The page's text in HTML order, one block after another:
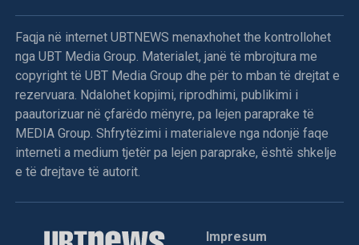
helmetkaltërit ukrainas t’u dorëzojnë një tank T-55, dy qerre
të blinduara M-0, një bateri topash kundërajror dhe dy tri
orë më vonë e sulmuan helikopterin “Puma” të kontigjentit
francez, që kërkonte materialin e “vjedhur”.
Në bombardimet e NATO-s ndaj pozicioneve serbe morën
pjesë avionët amerikanë “A10”, mirazhët francez, jaguarët
britanikë dhe gjuajtësit holandez. Me këtë rast, komandanti
lidhje me bombardimet dhe “objektivët e qëlluar”, burimet
Faqja në internet UBTNEWS menaxhohet the kontrollohet
nga UBT Media Group. Materialet, janë të mbrojtura me
copyright të UBT Media Group dhe për to mban të drejtat e
rezervuara. Ndalohet kopjimi, riprodhimi, publikimi i
paautorizuar në çfarëdo mënyre, pa lejen paraprake të
MEDIA Group. Shfrytëzimi i materialeve nga ndonjë faqe
interneti a medium tjetër pa lejen paraprake, është shkelje
e të drejtave të autorit.
Impresum